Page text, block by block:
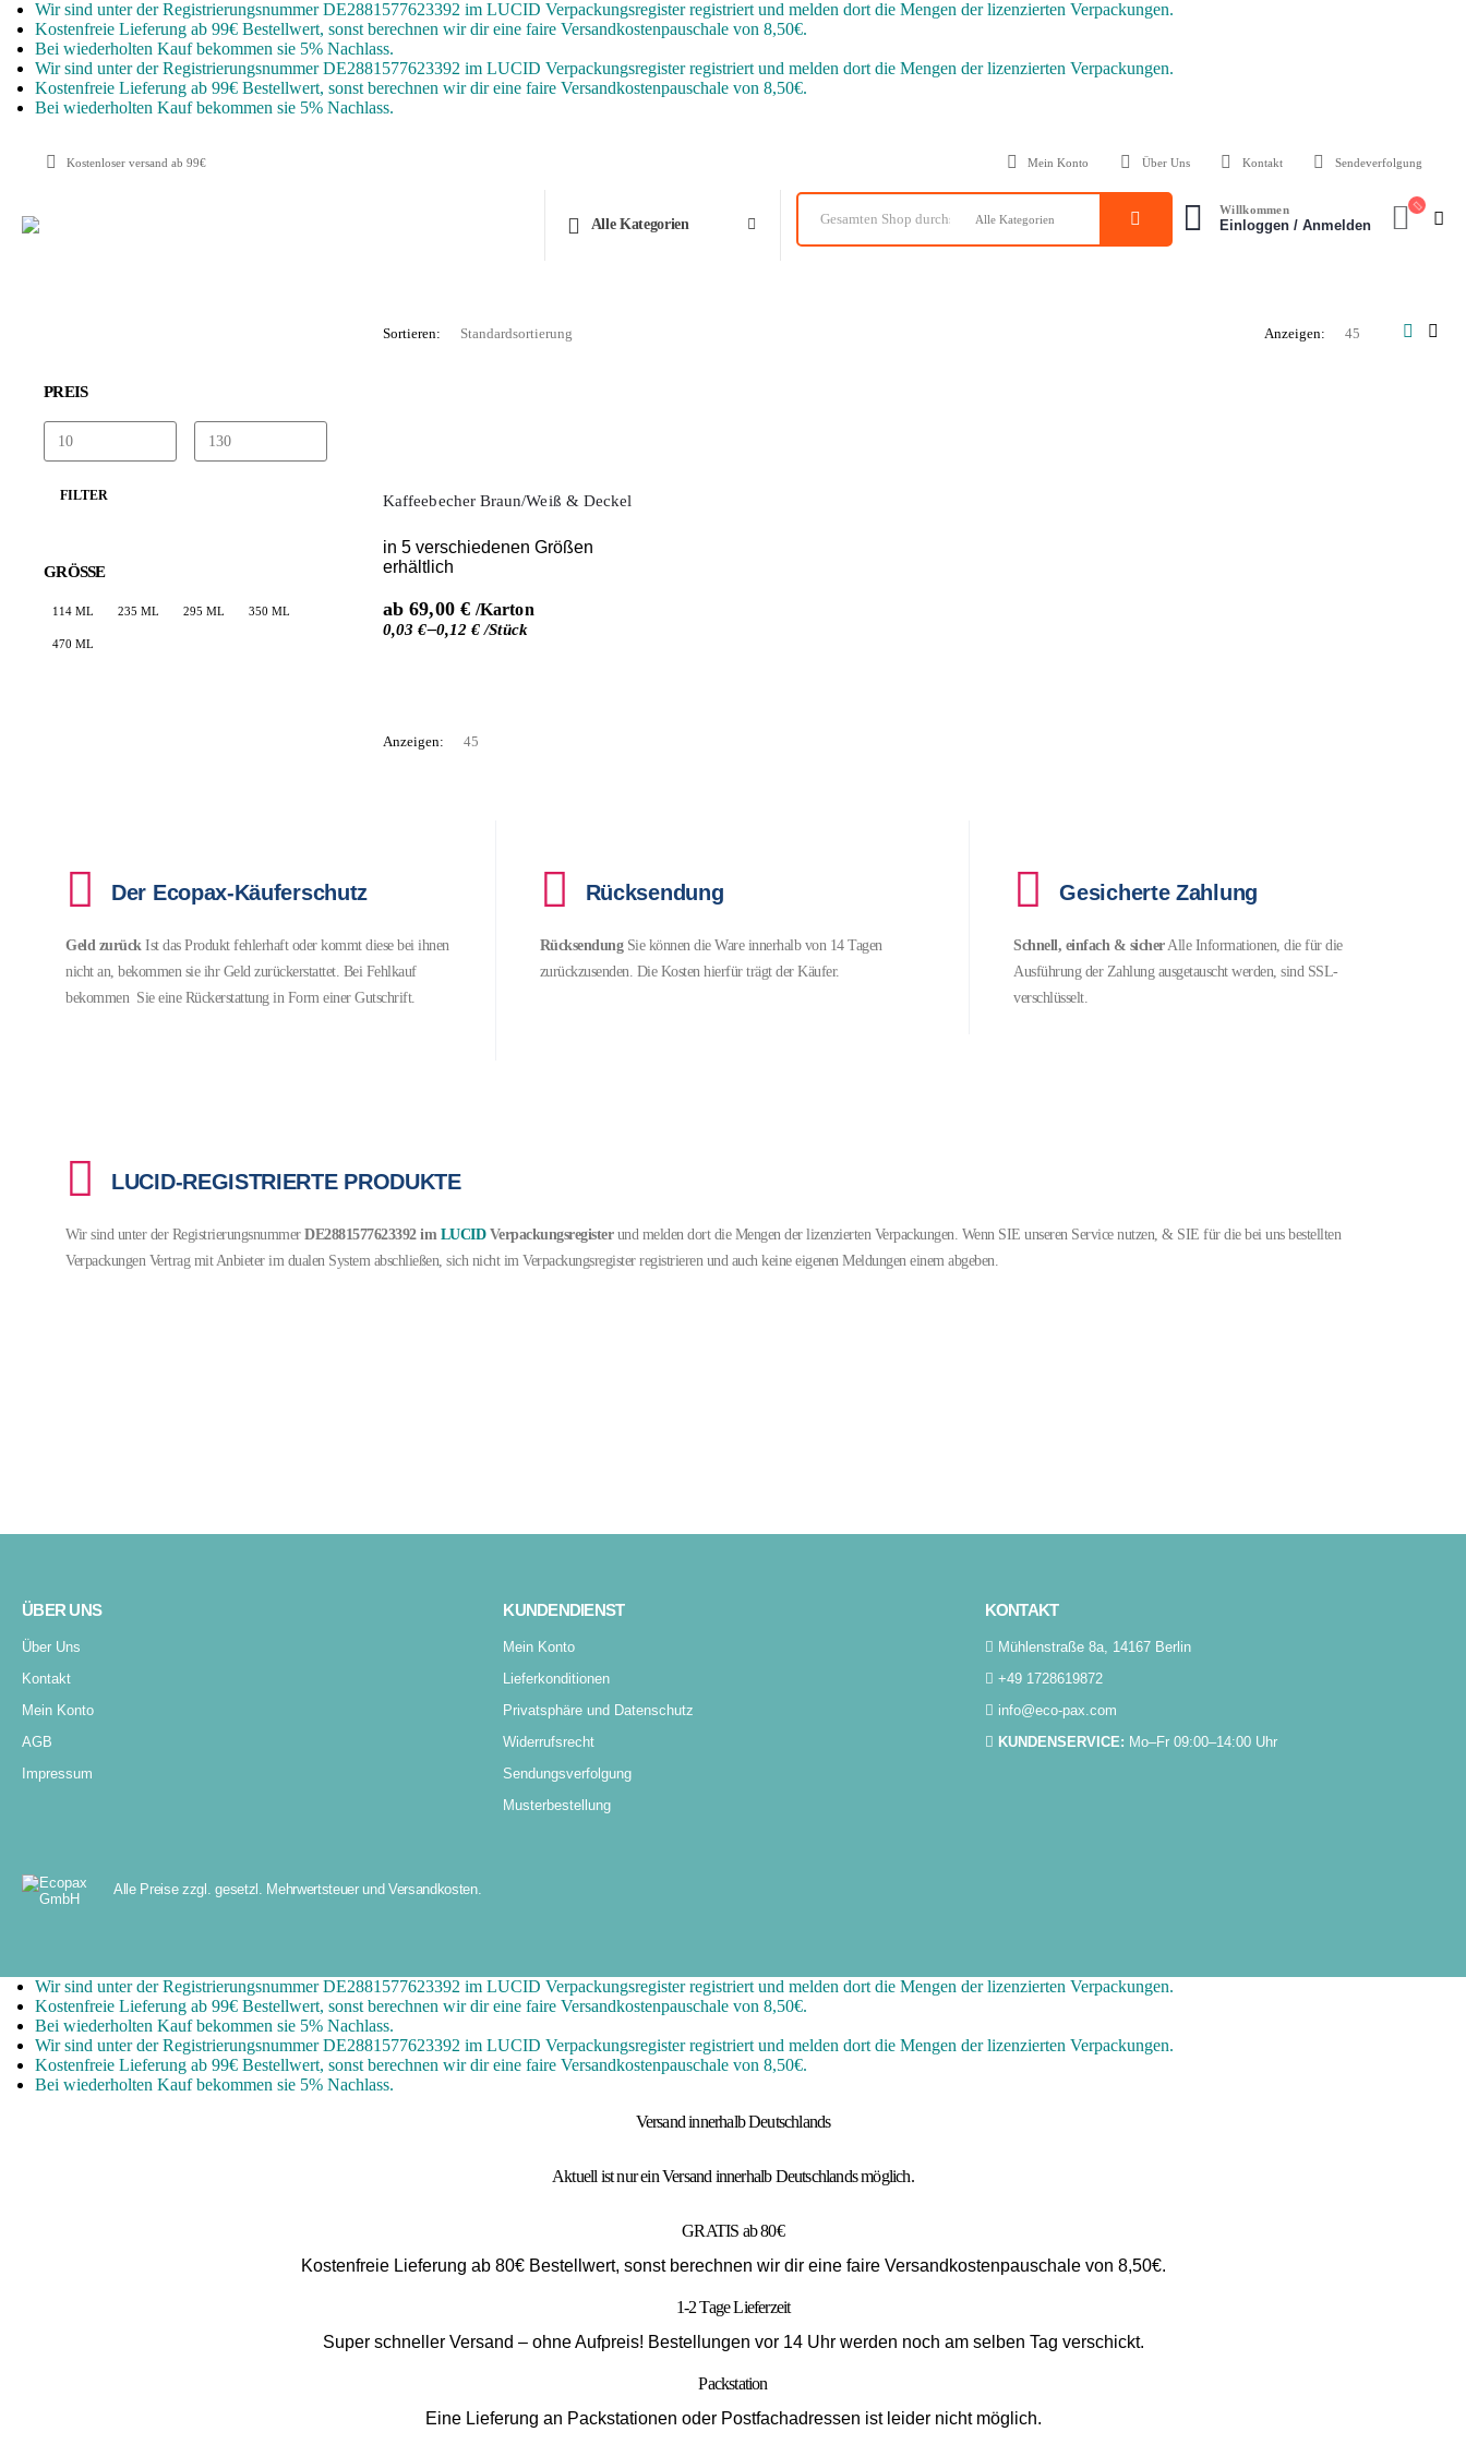
Wir sind unter der Registrierungsnummer DE2881577623392 im LUCID Verpackungsregister registriert und melden dort die Mengen der lizenzierten Verpackungen.
Kostenfreie Lieferung ab 99€ Bestellwert, sonst berechnen wir dir eine faire Versandkostenpauschale von 8,50€.
Bei wiederholten Kauf bekommen sie 5% Nachlass.
Wir sind unter der Registrierungsnummer DE2881577623392 im LUCID Verpackungsregister registriert und melden dort die Mengen der lizenzierten Verpackungen.
Kostenfreie Lieferung ab 99€ Bestellwert, sonst berechnen wir dir eine faire Versandkostenpauschale von 8,50€.
Bei wiederholten Kauf bekommen sie 5% Nachlass.
Kostenloser versand ab 99€ Mein Konto Über Uns Kontakt Sendeverfolgung
Alle Kategorien
Willkommen
Einloggen / Anmelden
Sortieren: Anzeigen:
Kaffeebecher Braun/Weiß & Deckel
in 5 verschiedenen Größen
erhältlich
ab69,00 € /Karton
0,03€–0,12€ /Stück
Anzeigen:
PREIS
FILTER
GRÖSSE
114 ML 235 ML 295 ML 350 ML
470 ML
Der Ecopax-Käuferschutz
Geld zurück Ist das Produkt fehlerhaft oder kommt diese bei ihnen
nicht an, bekommen sie ihr Geld zurückerstattet. Bei Fehlkauf
bekommen Sie eine Rückerstattung in Form einer Gutschrift.
Rücksendung
RücksendungSie können die Ware innerhalb von 14 Tagen
zurückzusenden. Die Kosten hierfür trägt der Käufer.
Gesicherte Zahlung
Schnell, einfach & sicherAlle Informationen, die für die
Ausführung der Zahlung ausgetauscht werden, sind SSL-
verschlüsselt.
LUCID-REGISTRIERTE PRODUKTE
Wir sind unter der Registrierungsnummer DE2881577623392 im LUCIDVerpackungsregisterund melden dort die Mengen der lizenzierten Verpackungen. Wenn SIE unseren Service nutzen, & SIE für die bei uns bestellten
Verpackungen Vertrag mit Anbieter im dualen System abschließen, sich nicht im Verpackungsregister registrieren und auch keine eigenen Meldungen einem abgeben.
ÜBER UNS
Über Uns
Kontakt
Mein Konto
AGB
Impressum
KUNDENDIENST
Mein Konto
Lieferkonditionen
Privatsphäre und Datenschutz
Widerrufsrecht
Sendungsverfolgung
Musterbestellung
KONTAKT
Mühlenstraße 8a, 14167 Berlin
+49 1728619872
info@eco-pax.com
KUNDENSERVICE: Mo–Fr 09:00–14:00 Uhr
Alle Preise zzgl. gesetzl. Mehrwertsteuer und Versandkosten.
Wir sind unter der Registrierungsnummer DE2881577623392 im LUCID Verpackungsregister registriert und melden dort die Mengen der lizenzierten Verpackungen.
Kostenfreie Lieferung ab 99€ Bestellwert, sonst berechnen wir dir eine faire Versandkostenpauschale von 8,50€.
Bei wiederholten Kauf bekommen sie 5% Nachlass.
Wir sind unter der Registrierungsnummer DE2881577623392 im LUCID Verpackungsregister registriert und melden dort die Mengen der lizenzierten Verpackungen.
Kostenfreie Lieferung ab 99€ Bestellwert, sonst berechnen wir dir eine faire Versandkostenpauschale von 8,50€.
Bei wiederholten Kauf bekommen sie 5% Nachlass.
Versand innerhalb Deutschlands
Aktuell ist nur ein Versand innerhalb Deutschlands möglich.
GRATIS ab 80€
Kostenfreie Lieferung ab 80€ Bestellwert, sonst berechnen wir dir eine faire Versandkostenpauschale von 8,50€.
1-2 Tage Lieferzeit
Super schneller Versand – ohne Aufpreis! Bestellungen vor 14 Uhr werden noch am selben Tag verschickt.
Packstation
Eine Lieferung an Packstationen oder Postfachadressen ist leider nicht möglich.